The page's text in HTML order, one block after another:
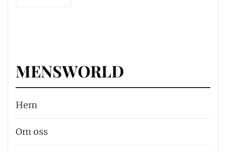
MENSWORLD
Hem
Om oss